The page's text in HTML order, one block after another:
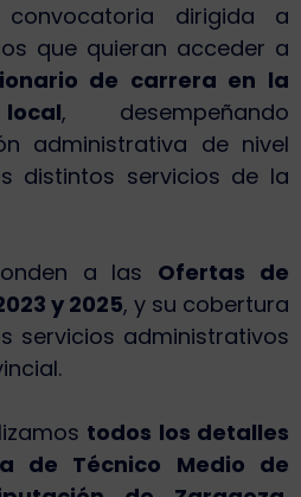
dirigida a
que quieran acceder a
de carrera en la
, desempeñando
administrativa de nivel
distintos servicios de la
a las Ofertas de
y 2025, y su cobertura
servicios administrativos
todos los detalles
de Técnico Medio de